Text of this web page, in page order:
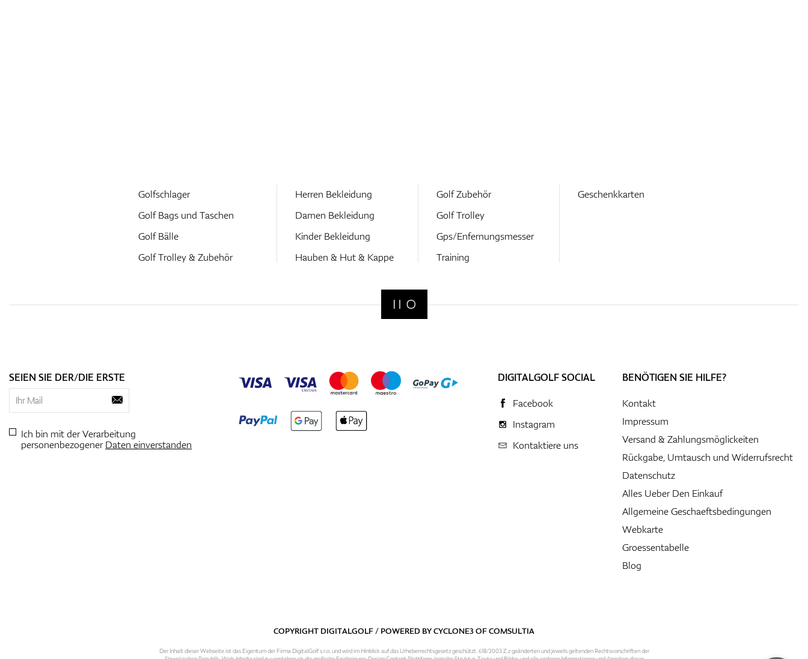
Golfschlager
Golf Bags und Taschen
Golf Bälle
Golf Trolley & Zubehör
Herren Bekleidung
Damen Bekleidung
Kinder Bekleidung
Hauben & Hut & Kappe
Golf Zubehör
Golf Trolley
Gps/Enfernungsmesser
Training
Geschenkkarten
SEIEN SIE DER/DIE ERSTE
Ich bin mit der Verarbeitung
personenbezogenerDaten einverstanden
DIGITALGOLF SOCIAL
Facebook
Instagram
Kontaktiere uns
BENÖTIGEN SIE HILFE?
Kontakt
Impressum
Versand & Zahlungsmöglickeiten
Rückgabe, Umtausch und Widerrufsrecht
Datenschutz
Alles Ueber Den Einkauf
Allgemeine Geschaeftsbedingungen
Webkarte
Groessentabelle
Blog
COPYRIGHT DIGITALGOLF / POWERED BYCYCLONE3OFCOMSULTIA
Der Inhalt dieser Webseite ist das Eigentum der Firma DigitalGolf s.r.o. und wird im Hinblick auf das Urheberrechtsgesetz geschützt. 618/2003 Z.z geänderten und jeweils geltenden Rechtsvorschriften der